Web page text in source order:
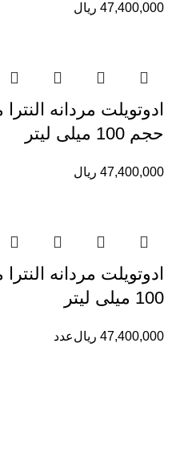
47,400,000 ریال
ادوتویلت مردانه
حجم 100 میلی لیتر
47,400,000 ریال
ادوتویلت مردانه
100 میلی لیتر
47,400,000 ریالعدد